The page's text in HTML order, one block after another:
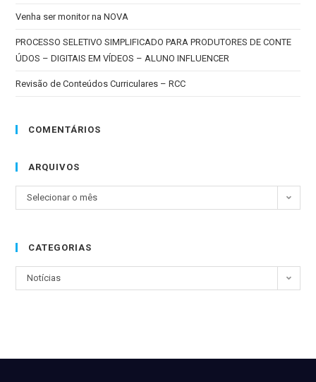
Venha ser monitor na NOVA
PROCESSO SELETIVO SIMPLIFICADO PARA PRODUTORES DE CONTE
ÚDOS – DIGITAIS EM VÍDEOS – ALUNO INFLUENCER
Revisão de Conteúdos Curriculares – RCC
COMENTÁRIOS
ARQUIVOS
Selecionar o mês
CATEGORIAS
Notícias